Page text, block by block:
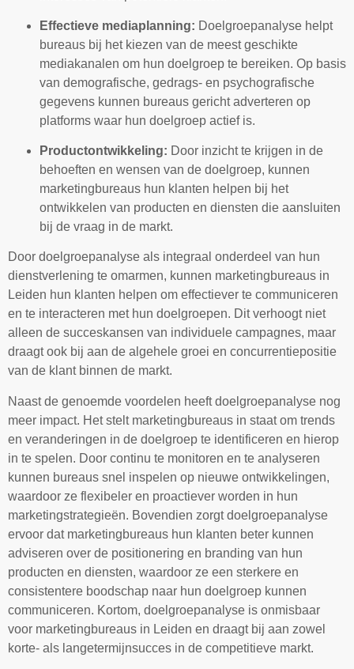
Effectieve mediaplanning: Doelgroepanalyse helpt
bureaus bij het kiezen van de meest geschikte
mediakanalen om hun doelgroep te bereiken. Op basis
van demografische, gedrags- en psychografische
gegevens kunnen bureaus gericht adverteren op
platforms waar hun doelgroep actief is.
Productontwikkeling: Door inzicht te krijgen in de
behoeften en wensen van de doelgroep, kunnen
marketingbureaus hun klanten helpen bij het
ontwikkelen van producten en diensten die aansluiten
bij de vraag in de markt.
Door doelgroepanalyse als integraal onderdeel van hun
dienstverlening te omarmen, kunnen marketingbureaus in
Leiden hun klanten helpen om effectiever te communiceren
en te interacteren met hun doelgroepen. Dit verhoogt niet
alleen de succeskansen van individuele campagnes, maar
draagt ook bij aan de algehele groei en concurrentiepositie
van de klant binnen de markt.
Naast de genoemde voordelen heeft doelgroepanalyse nog
meer impact. Het stelt marketingbureaus in staat om trends
en veranderingen in de doelgroep te identificeren en hierop
in te spelen. Door continu te monitoren en te analyseren
kunnen bureaus snel inspelen op nieuwe ontwikkelingen,
waardoor ze flexibeler en proactiever worden in hun
marketingstrategieën. Bovendien zorgt doelgroepanalyse
ervoor dat marketingbureaus hun klanten beter kunnen
adviseren over de positionering en branding van hun
producten en diensten, waardoor ze een sterkere en
consistentere boodschap naar hun doelgroep kunnen
communiceren. Kortom, doelgroepanalyse is onmisbaar
voor marketingbureaus in Leiden en draagt bij aan zowel
korte- als langetermijnsucces in de competitieve markt.